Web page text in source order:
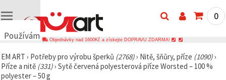
Používáme
🍪
Používáme
cookies a
0
Objednávky nad 1600Kč a získejte DOPRAVU ZDARMA!
EM ART › Potřeby pro výrobu šperků (2768)› Nitě, šňůry, příze (1090)›
Příze a nitě (331)› Sytě červená polyesterová příze Worsted – 100 %
polyester – 50 g